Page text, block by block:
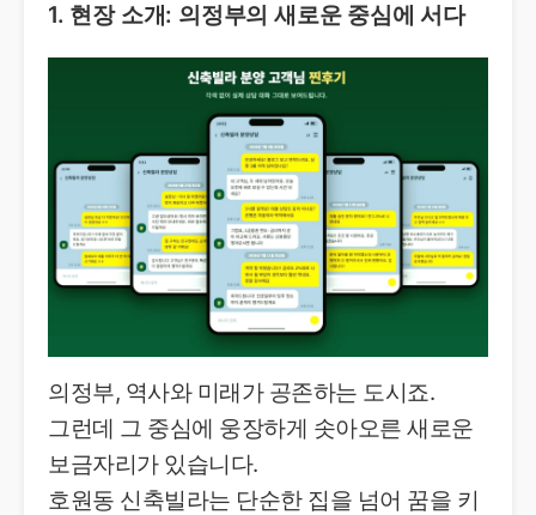
1. 현장 소개: 의정부의 새로운 중심에 서다
의정부, 역사와 미래가 공존하는 도시죠.
그런데 그 중심에 웅장하게 솟아오른 새로운
보금자리가 있습니다.
호원동 신축빌라는 단순한 집을 넘어 꿈을 키